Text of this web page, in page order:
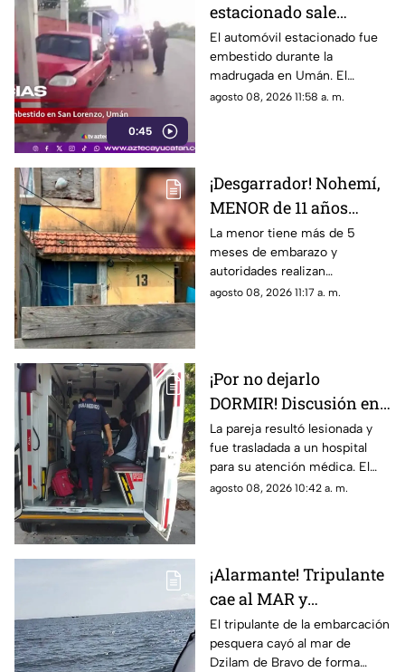
0:45
estacionado sale
proyectado tras fuerte
impacto en Umán;
conductor huye
El automóvil estacionado fue
embestido durante la
madrugada en Umán. El
conductor responsable huyó
agosto 08, 2026 11:58 a. m.
¡Desgarrador! Nohemí,
MENOR de 11 años
ingresa al hospital con
5 meses de EMBARAZO;
investigan a familiares
La menor tiene más de 5
meses de embarazo y
autoridades realizan
investigaciones ante un
agosto 08, 2026 11:17 a. m.
¡Por no dejarlo
DORMIR! Discusión en
pareja termina a g0lpes
en Mérida; reportan
lesionados
La pareja resultó lesionada y
fue trasladada a un hospital
para su atención médica. El
momento encendió las
agosto 08, 2026 10:42 a. m.
¡Alarmante! Tripulante
cae al MAR y
desaparece en Dzilam
de Bravo; esto se sabe
El tripulante de la embarcación
pesquera cayó al mar de
Dzilam de Bravo de forma